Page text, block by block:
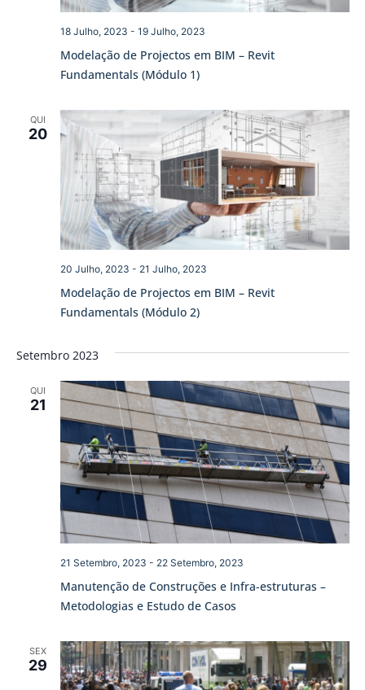
Modelação de Projectos em BIM – Revit
Fundamentals (Módulo 1)
18 Julho, 2023 - 19 Julho, 2023
QUI
20
Modelação de Projectos em BIM – Revit
Fundamentals (Módulo 2)
20 Julho, 2023 - 21 Julho, 2023
Setembro 2023
QUI
21
Manutenção de Construções e Infra-estruturas –
Metodologias e Estudo de Casos
21 Setembro, 2023 - 22 Setembro, 2023
SEX
29